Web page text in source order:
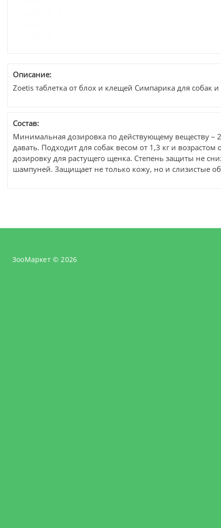
Описание:
Zoetis таблетка от блох и клещей Симпарика для собак
Состав:
Минимальная дозировка по действующему веществу –
давать. Подходит для собак весом от 1,3 кг и
дозировку для растущего щенка. Степень защиты не
шампуней. Защищает не только кожу, но и слизистые
ЗооМаркет © 2026